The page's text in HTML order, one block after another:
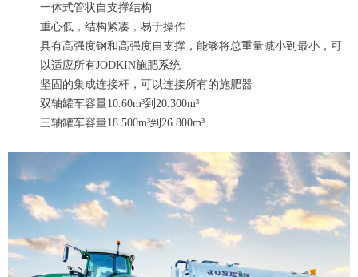
一体式管状自支撑结构
重心低，结构紧凑，易于操作
具有高强度钢和高强度自支撑，能够将总重量减小到最小，可
以适应所有JODKIN施肥系统
坚固的集成连接杆，可以连接所有的施肥器
双轴罐车容量10.60m³到20.300m³
三轴罐车容量18.500m³到26.800m³